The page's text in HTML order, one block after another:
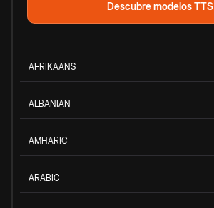
Descubre modelos TTS
AFRIKAANS
ALBANIAN
AMHARIC
ARABIC